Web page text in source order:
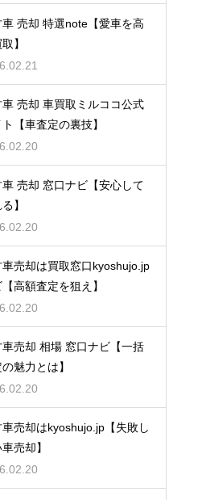
車 売却 特選note【愛車を高
】
車 売却 車買取ミルココ公式
【車査定の裏技】
売却 窓口ナビ【安心して
】
車売却は買取窓口kyoshujo.jp
高額査定を狙え】
車売却 相場 窓口ナビ【一括
魅力とは】
売却はkyoshujo.jp【失敗し
売却】